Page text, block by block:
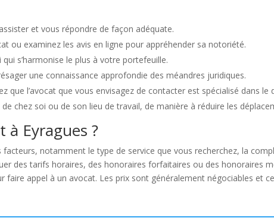
et vous répondre de façon adéquate.
ou examinez les avis en ligne pour appréhender sa notoriété.
s’harmonise le plus à votre portefeuille.
une connaissance approfondie des méandres juridiques.
que l’avocat que vous envisagez de contacter est spécialisé dans
chez soi ou de son lieu de travail, de manière à réduire les
à Eyragues ?
facteurs, notamment le type de service que vous recherchez, la
des tarifs horaires, des honoraires forfaitaires ou des honoraires
faire appel à un avocat. Les prix sont généralement négociables et